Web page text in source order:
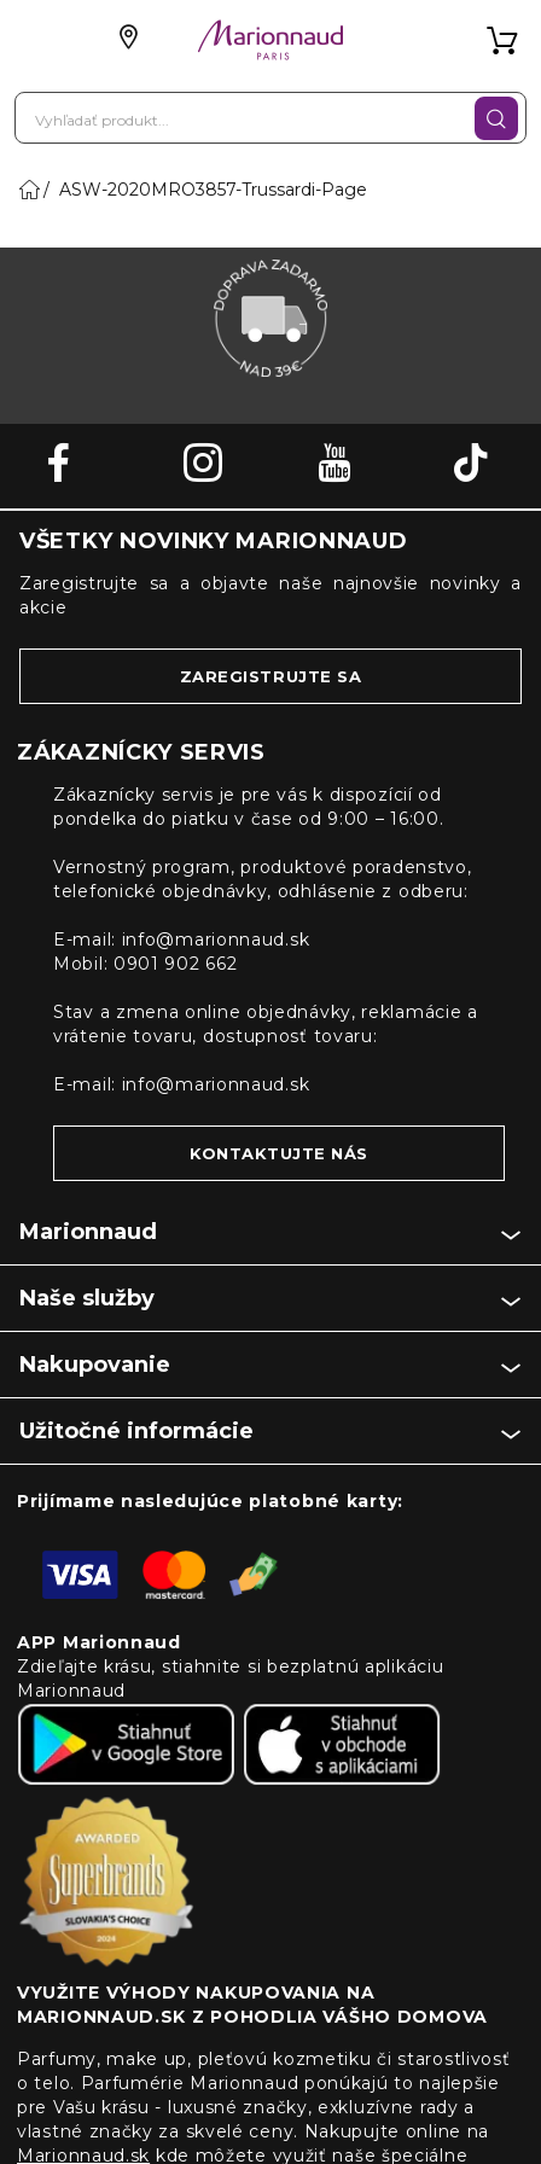
ASW-2020MRO3857-Trussardi-Page
VŠETKY NOVINKY MARIONNAUD
Zaregistrujte sa a objavte naše najnovšie novinky a
akcie
ZAREGISTRUJTE SA
ZÁKAZNÍCKY SERVIS
Zákaznícky servis je pre vás k dispozícií od
pondelka do piatku v čase od 9:00 – 16:00.
Vernostný program, produktové poradenstvo,
telefonické objednávky, odhlásenie z odberu:
E-mail: info@marionnaud.sk
Mobil: 0901 902 662
Stav a zmena online objednávky, reklamácie a
vrátenie tovaru, dostupnosť tovaru:
E-mail: info@marionnaud.sk
KONTAKTUJTE NÁS
Marionnaud
Naše služby
Nakupovanie
Užitočné informácie
Prijímame nasledujúce platobné karty:
APP Marionnaud
Zdieľajte krásu, stiahnite si bezplatnú aplikáciu
Marionnaud
VYUŽITE VÝHODY NAKUPOVANIA NA
MARIONNAUD.SK Z POHODLIA VÁŠHO DOMOVA
Parfumy, make up, pleťovú kozmetiku či starostlivosť
o telo. Parfumérie Marionnaud ponúkajú to najlepšie
pre Vašu krásu - luxusné značky, exkluzívne rady a
vlastné značky za skvelé ceny. Nakupujte online na
Marionnaud.sk kde môžete využiť naše špeciálne